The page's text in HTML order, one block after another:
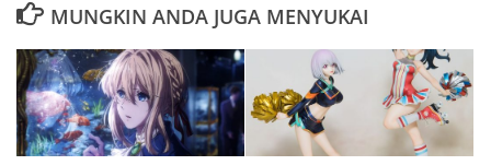
MUNGKIN ANDA JUGA MENYUKAI